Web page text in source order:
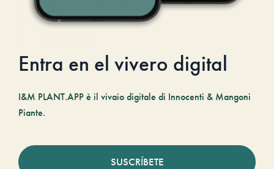
Entra en el vivero digital
I&M PLANT.APP è il vivaio digitale di Innocenti & Mangoni
Piante.
SUSCRÍBETE